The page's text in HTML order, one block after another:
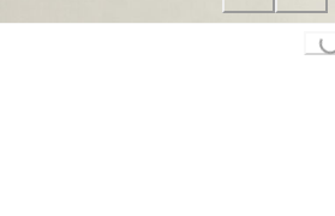
Loading...